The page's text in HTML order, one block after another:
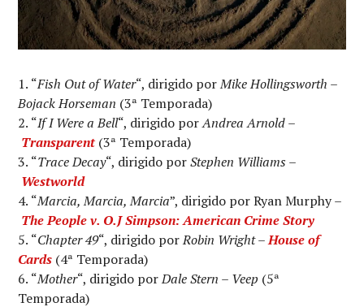
“Fish Out of Water“, dirigido porMike Hollingsworth –
Bojack Horseman (3ª Temporada)
“If I Were a Bell“, dirigido porAndrea Arnold–
Transparent(3ª Temporada)
“Trace Decay“, dirigido porStephen Williams –
Westworld
“Marcia, Marcia, Marcia”, dirigido por Ryan Murphy –
The People v. O.J Simpson: American Crime Story
“Chapter 49“, dirigido porRobin Wright–House of
Cards (4ª Temporada)
“Mother“, dirigido porDale Stern – Veep (5ª
Temporada)